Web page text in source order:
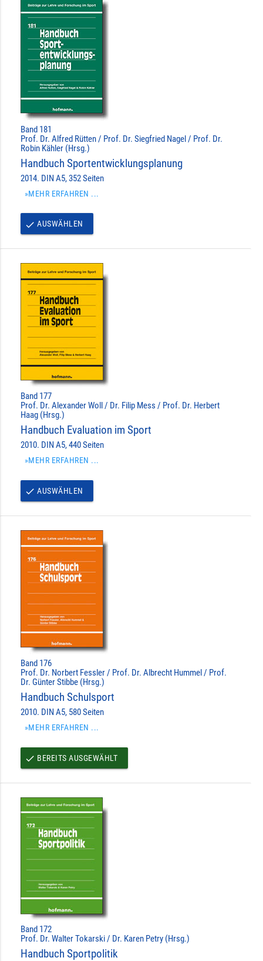
Band 181
Prof. Dr. Alfred Rütten / Prof. Dr. Siegfried Nagel / Prof. Dr.
Robin Kähler (Hrsg.)
Handbuch Sportentwicklungsplanung
2014. DIN A5, 352 Seiten
»MEHR ERFAHREN ...
done AUSWÄHLEN
Band 177
Prof. Dr. Alexander Woll / Dr. Filip Mess / Prof. Dr. Herbert
Haag (Hrsg.)
Handbuch Evaluation im Sport
2010. DIN A5, 440 Seiten
»MEHR ERFAHREN ...
done AUSWÄHLEN
Band 176
Prof. Dr. Norbert Fessler / Prof. Dr. Albrecht Hummel / Prof.
Dr. Günter Stibbe (Hrsg.)
Handbuch Schulsport
2010. DIN A5, 580 Seiten
»MEHR ERFAHREN ...
done BEREITS AUSGEWÄHLT
Band 172
Prof. Dr. Walter Tokarski / Dr. Karen Petry (Hrsg.)
Handbuch Sportpolitik